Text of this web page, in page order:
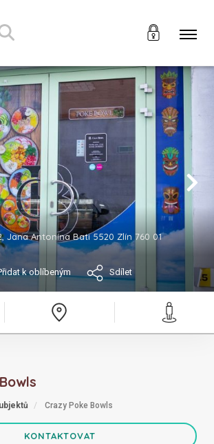
Jana Antonína Bati 5520 Zlín 760 01
k oblíbeným Sdílet
Crazy Poke Bowls
KONTAKTOVAT